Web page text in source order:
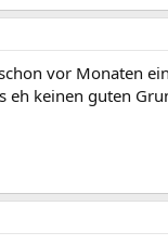
vor Monaten
eh keinen guten